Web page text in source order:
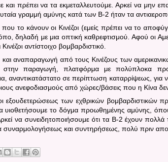
πρέπει να τα εκμεταλλευτούμε. Αρκεί να μην
γραμμή αμύνης κατά των B-2 ήταν τα
το κάνουν οι Κινέζοι (εμείς πρέπει να το
δηλαδή με μια οπτική καθρεφτισμού. Αφού οι
αντίστοιχο βομβαρδιστικό.
και αναπαραγωγή από τους Κινέζους των
στην παραγωγή, πλατφόρμα με πολύπλοκα
αναντικατάστατο σε περίπτωση καταρρίψεως, για
ανεφοδιασμούς από χώρες/βάσεις που η Κίνα δεν
εξουδετερώσεως των εχθρικών βομβαρδιστικών
υιοθετήσουμε το δόγμα προωθημένης αμύνης,
να συνειδητοποιήσουμε ότι τα B-2 έχουν πολλά
συναρμολογήσεως και συντηρήσεως, πολύ πριν